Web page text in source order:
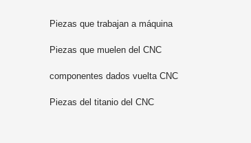
Piezas que trabajan a máquina
del CNC
Piezas que muelen del CNC
componentes dados vuelta CNC
Piezas del titanio del CNC